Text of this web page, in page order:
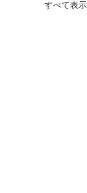
すべて表示